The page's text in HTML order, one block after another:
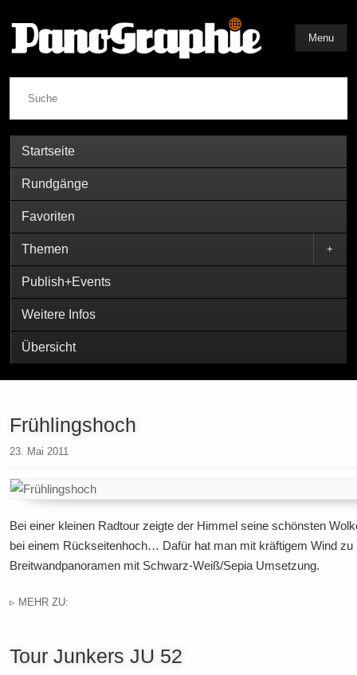
Suche
Menu
Startseite
Rundgänge
Favoriten
Themen +
Publish+Events
Weitere Infos
Übersicht
Frühlingshoch
23. Mai 2011
Bei einer kleinen Radtour zeigte der Himmel seine schönsten
bei einem Rückseitenhoch… Dafür hat man mit kräftigem Wind
Breitwandpanoramen mit Schwarz-Weiß/Sepia Umsetzung.
▹ MEHR ZU:
Tour Junkers JU 52